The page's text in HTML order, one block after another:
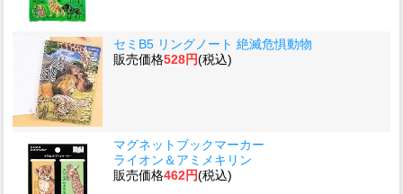
セミB5 リングノート 絶滅危惧動物
販売価格528円(税込)
マグネットブックマーカー
ライオン＆アミメキリン
販売価格462円(税込)